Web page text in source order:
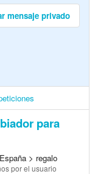
mensaje privado
para
> regalo
por el usuario